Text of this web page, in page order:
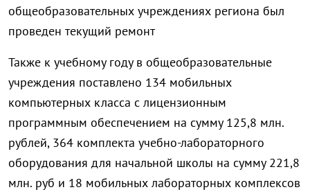
общеобразовательных учреждениях региона был
проведен текущий ремонт
Также к учебному году в общеобразовательные
учреждения поставлено 134 мобильных
компьютерных класса с лицензионным
программным обеспечением на сумму 125,8 млн.
рублей, 364 комплекта учебно-лабораторного
оборудования для начальной школы на сумму 221,8
млн. руб и 18 мобильных лабораторных комплексов